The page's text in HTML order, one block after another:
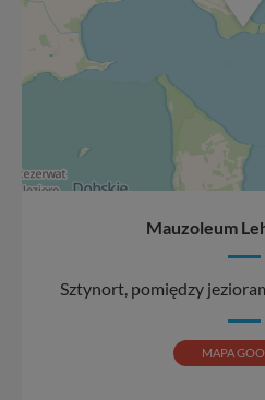
Mauzoleum
Sztynort, pomiędzy
MAPA